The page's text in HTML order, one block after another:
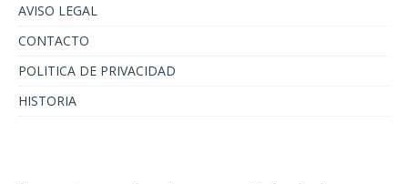
AVISO LEGAL
CONTACTO
POLITICA DE PRIVACIDAD
HISTORIA